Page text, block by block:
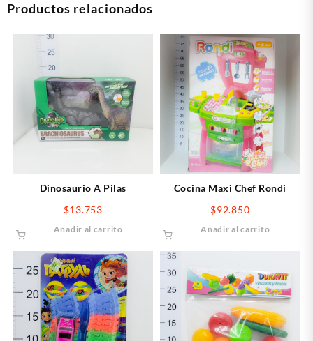
Productos relacionados
Dinosaurio A Pilas
$13.753
Añadir al carrito
Cocina Maxi Chef Rondi
$92.850
Añadir al carrito